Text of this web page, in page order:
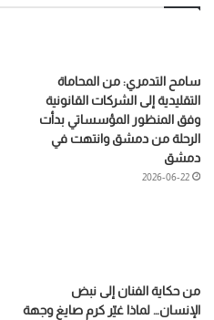
سامح التدمري: من المحاماة
التقليدية إلى الشركات القانونية
وفق المنظور المؤسساتي بدأت
الرحلة من دمشق وانتهت في
دمشق
2026-06-22
من حكاية الفنان إلى نبض
الإنسان… لماذا غيّر كرم صايغ وجهة